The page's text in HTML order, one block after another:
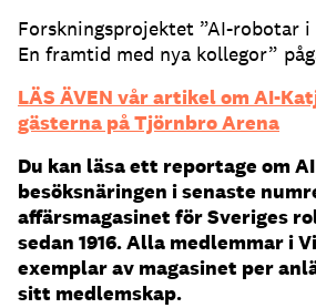
Forskningsprojektet ”AI-robotar i
En framtid med nya kollegor”
LÄS ÄVEN vår artikel om AI-
gästerna på Tjörnbro Arena
Du kan läsa ett reportage om
besöksnäringen i senaste
affärsmagasinet för Sveriges
sedan 1916. Alla medlemmar i
exemplar av magasinet per
sitt medlemskap.